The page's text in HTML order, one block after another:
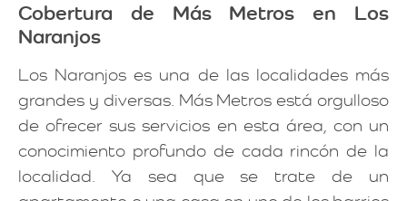
Cobertura de Más Metros en Los
Naranjos
Los Naranjos es una de las localidades más
grandes y diversas. Más Metros está orgulloso
de ofrecer sus servicios en esta área, con un
conocimiento profundo de cada rincón de la
localidad. Ya sea que se trate de un